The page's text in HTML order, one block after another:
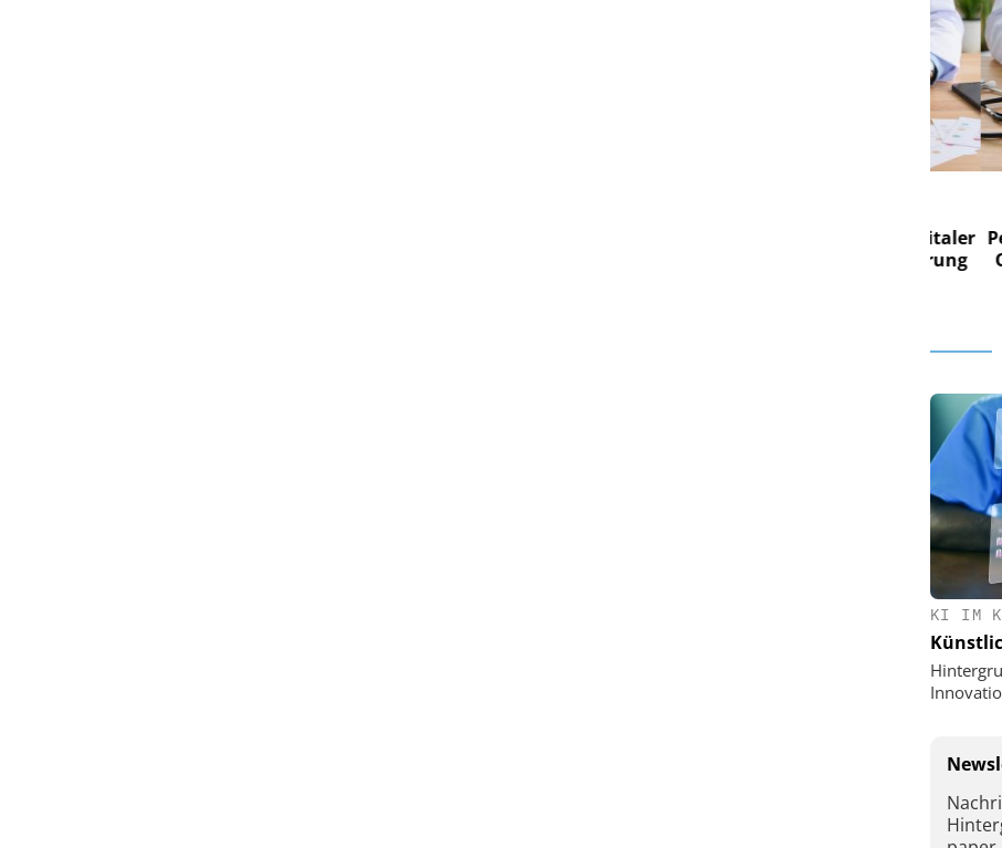
Personalmanagement: Von digitaler
Ordnung zur KI-fähigen Steuerung
KI IM